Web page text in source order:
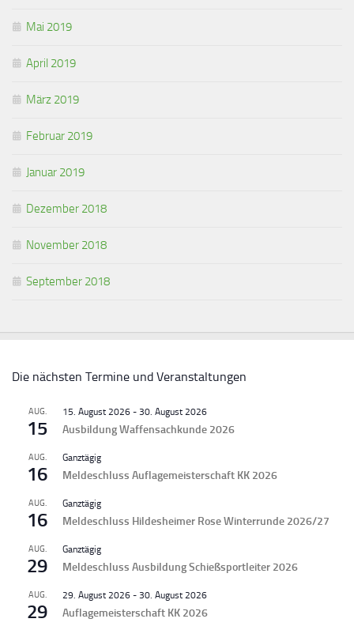
Mai 2019
April 2019
März 2019
Februar 2019
Januar 2019
Dezember 2018
November 2018
September 2018
Die nächsten Termine und Veranstaltungen
AUG.
15
15. August 2026 - 30. August 2026
Ausbildung Waffensachkunde 2026
AUG.
16
Ganztägig
Meldeschluss Auflagemeisterschaft KK 2026
AUG.
16
Ganztägig
Meldeschluss Hildesheimer Rose Winterrunde 2026/27
AUG.
29
Ganztägig
Meldeschluss Ausbildung Schießsportleiter 2026
AUG.
29
29. August 2026 - 30. August 2026
Auflagemeisterschaft KK 2026